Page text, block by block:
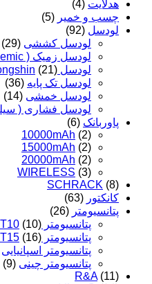
هدلایت (4)
چسب و خمیر (5)
لودسل (92)
لودسل کششی (29)
لودسل زمیک ( zemic )
لودسل bongshin (21)
لودسل تک پایه (36)
لودسل خمشی (14)
لودسل فشاری (
پاوربانک (6)
10000mAh (2)
15000mAh (2)
20000mAh (2)
WIRELESS (3)
SCHRACK (8)
کانکتور (63)
پتانسیومتر (26)
پتانسیومتر PT10 (10)
پتانسیومتر PT15 (16)
پتانسیومتر اسپانیایی
پتانسیومتر چینی (9)
R&A (11)